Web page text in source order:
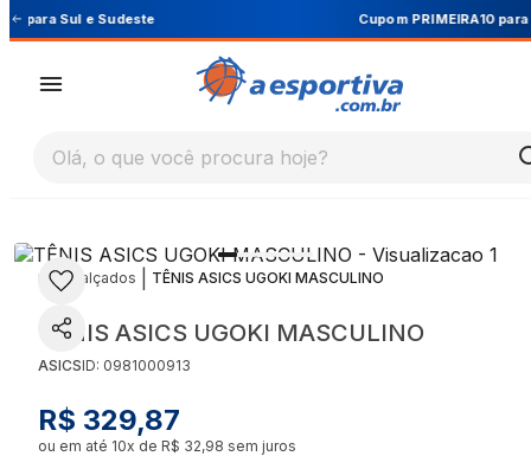
Cupom PRIMEIRA10 para 10% OFF na 1ª compra
Olá, o que você procura hoje?
| Calçados TÊNIS ASICS UGOKI MASCULINO
TÊNIS ASICS UGOKI MASCULINO
ASICSID: 0981000913
R$ 329,87
ou em até 10x de R$ 32,98 sem juros